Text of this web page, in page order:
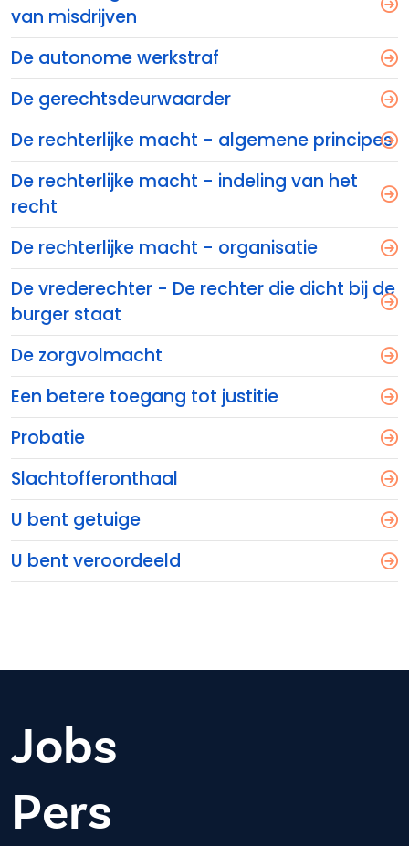
van misdrijven
De autonome werkstraf
De gerechtsdeurwaarder
De rechterlijke macht - algemene principes
De rechterlijke macht - indeling van het
recht
De rechterlijke macht - organisatie
De vrederechter - De rechter die dicht bij de
burger staat
De zorgvolmacht
Een betere toegang tot justitie
Probatie
Slachtofferonthaal
U bent getuige
U bent veroordeeld
Jobs
Pers